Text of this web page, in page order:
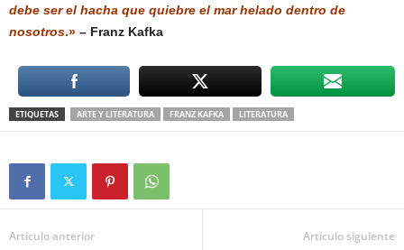
debe ser el hacha que quiebre el mar helado dentro de
nosotros.» – Franz Kafka
ETIQUETAS ARTE Y LITERATURA FRANZ KAFKA LITERATURA
Artículo anterior Artículo siguiente